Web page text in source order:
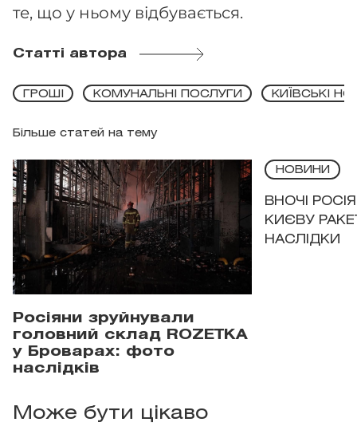
те, що у ньому відбувається.
Статті автора
Більше статей на тему
ГРОШІ КОМУНАЛЬНІ ПОСЛУГИ КИЇВСЬКІ
Росіяни зруйнували
головний склад ROZETKA
у Броварах: фото
наслідків
НОВИНИ
ВНОЧІ
КИЄВУ
НАСЛІДКИ
Може бути цікаво